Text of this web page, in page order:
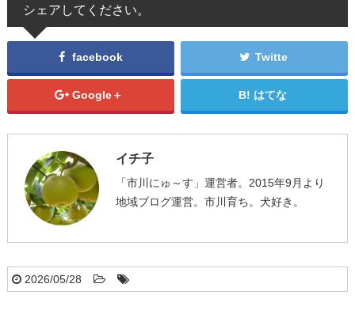
シェアしてください。
facebook Twitte
Google＋ はてな
イチ子
「市川にゅ～す」運営者。2015年9月より
地域ブログ運営。市川育ち。犬好き。
2026/05/28